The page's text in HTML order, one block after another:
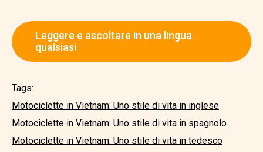
Leggere e ascoltare in una lingua
qualsiasi
Tags:
Motociclette in Vietnam: Uno stile di vita in inglese
Motociclette in Vietnam: Uno stile di vita in spagnolo
Motociclette in Vietnam: Uno stile di vita in tedesco